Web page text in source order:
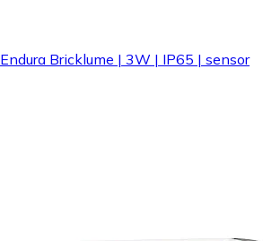
Bricklume | 3W | IP65 | sensor